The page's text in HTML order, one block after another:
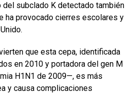
subclado K detectado también
ha provocado cierres escolares y
que esta cepa, identificada
en 2010 y portadora del gen M
H1N1 de 2009—, es más
y causa complicaciones